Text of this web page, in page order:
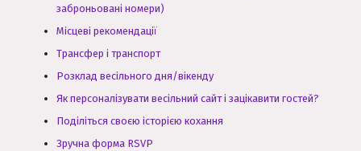
заброньовані номери)
Місцеві рекомендації
Трансфер і транспорт
Розклад весільного дня/вікенду
Як персоналізувати весільний сайт і зацікавити гостей?
Поділіться своєю історією кохання
Зручна форма RSVP